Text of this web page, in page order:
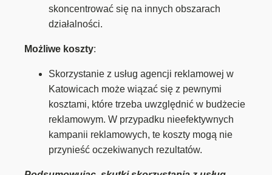
skoncentrować się na innych obszarach
działalności.
Możliwe koszty:
Skorzystanie z usług agencji reklamowej w
Katowicach może wiązać się z pewnymi
kosztami, które trzeba uwzględnić w budżecie
reklamowym. W przypadku nieefektywnych
kampanii reklamowych, te koszty mogą nie
przynieść oczekiwanych rezultatów.